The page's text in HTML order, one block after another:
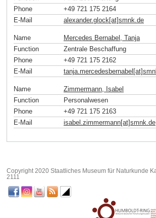
Phone
+49 721 175 2164
E-Mail
alexander.glock[at]smnk.de
Name
Mercedes Bernabel, Tanja
Function
Zentrale Beschaffung
Phone
+49 721 175 2162
E-Mail
Name
Zimmermann, Isabel
Function
Personalwesen
Phone
+49 721 175 2163
E-Mail
isabel.zimmermann[at]smnk de
Copyright 2020 Staatliches Museum für Naturkunde
2111